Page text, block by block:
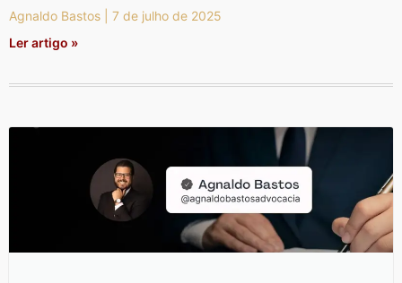
Agnaldo Bastos
7 de julho de 2025
Ler artigo »